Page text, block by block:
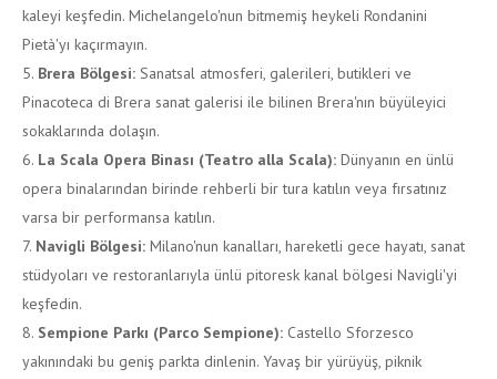
kaleyi keşfedin. Michelangelo'nun bitmemiş heykeli Rondanini
Pietà'yı kaçırmayın.
Brera Bölgesi: Sanatsal atmosferi, galerileri, butikleri ve
Pinacoteca di Brera sanat galerisi ile bilinen Brera'nın büyüleyici
sokaklarında dolaşın.
La Scala Opera Binası (Teatro alla Scala): Dünyanın en ünlü
opera binalarından birinde rehberli bir tura katılın veya fırsatınız
varsa bir performansa katılın.
Navigli Bölgesi: Milano'nun kanalları, hareketli gece hayatı, sanat
stüdyoları ve restoranlarıyla ünlü pitoresk kanal bölgesi Navigli'yi
keşfedin.
Sempione Parkı (Parco Sempione): Castello Sforzesco
yakınındaki bu geniş parkta dinlenin. Yavaş bir yürüyüş, piknik